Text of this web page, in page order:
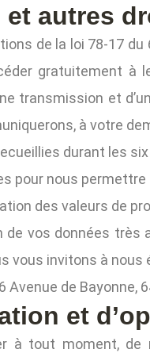
et autres
de la loi 78-17
gratuitement à
transmission et
à votre
durant les
pour nous permettre
des valeurs de
vos données très
vous invitons à
Avenue de Bayonne,
et
à tout moment, de